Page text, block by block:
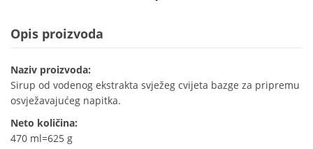
Opis proizvoda
Naziv proizvoda:
Sirup od vodenog ekstrakta svježeg cvijeta bazge za pripremu
osvježavajućeg napitka.
Neto količina:
470 ml=625 g